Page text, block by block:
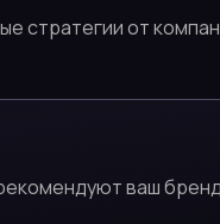
стратегии от
ваш